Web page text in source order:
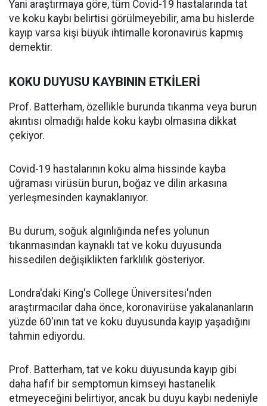
Yani araştırmaya göre, tüm Covid-19 hastalarında tat
ve koku kaybı belirtisi görülmeyebilir, ama bu hislerde
kayıp varsa kişi büyük ihtimalle koronavirüs kapmış
demektir.
KOKU DUYUSU KAYBININ ETKİLERİ
Prof. Batterham, özellikle burunda tıkanma veya burun
akıntısı olmadığı halde koku kaybı olmasına dikkat
çekiyor.
Covid-19 hastalarının koku alma hissinde kayba
uğraması virüsün burun, boğaz ve dilin arkasına
yerleşmesinden kaynaklanıyor.
Bu durum, soğuk algınlığında nefes yolunun
tıkanmasından kaynaklı tat ve koku duyusunda
hissedilen değişiklikten farklılık gösteriyor.
Londra'daki King's College Üniversitesi'nden
araştırmacılar daha önce, koronavirüse yakalananların
yüzde 60'ının tat ve koku duyusunda kayıp yaşadığını
tahmin ediyordu.
Prof. Batterham, tat ve koku duyusunda kayıp gibi
daha hafif bir semptomun kimseyi hastanelik
etmeyeceğini belirtiyor, ancak bu duyu kaybı nedeniyle